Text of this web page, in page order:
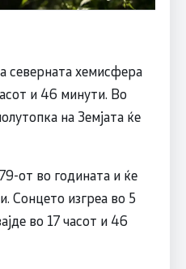
северната хемисфера
и 46 минути. Во
на Земјата ќе
от во годината и ќе
Сонцето изгреа во 5
во 17 часот и 46